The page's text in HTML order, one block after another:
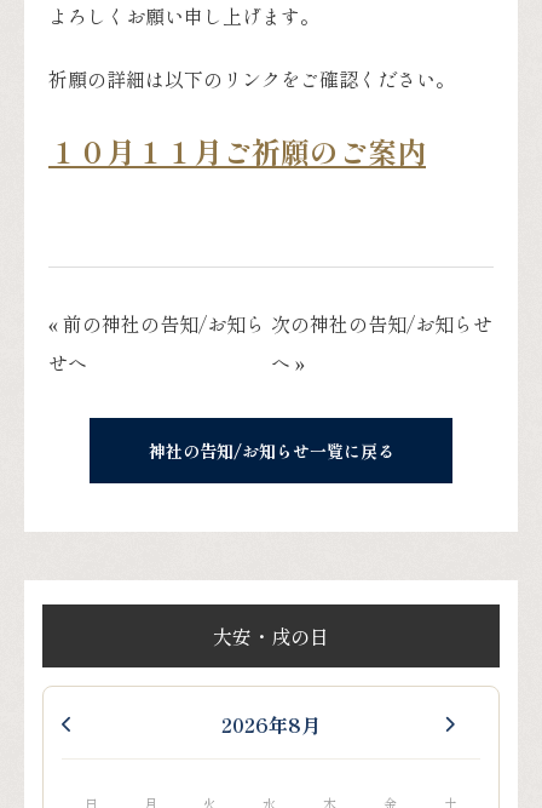
よろしくお願い申し上げます。
祈願の詳細は以下のリンクをご確認ください。
１０月１１月ご祈願のご案内
« 前の神社の告知/お知ら
せへ
次の神社の告知/お知らせ
へ »
神社の告知/お知らせ一覧に戻る
大安・戌の日
2026年8月
日 月 火 水 木 金 土